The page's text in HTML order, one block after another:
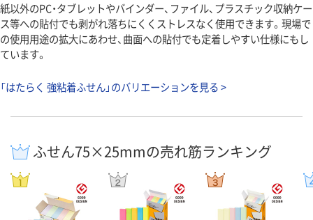
紙以外のPC・タブレットやバインダー、ファイル、プラスチック収納ケー
ス等への貼付でも剥がれ落ちにくくストレスなく使用できます。現場で
の使用用途の拡大にあわせ、曲面への貼付でも定着しやすい仕様にもし
ています。
「はたらく 強粘着ふせん」のバリエーションを見る >
ふせん75×25mmの売れ筋ランキング